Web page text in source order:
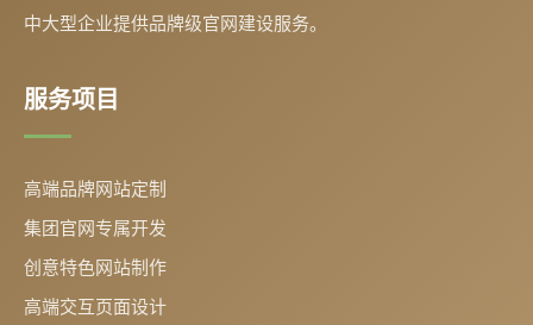
中大型企业提供品牌级官网建设服务。
服务项目
高端品牌网站定制
集团官网专属开发
创意特色网站制作
高端交互页面设计